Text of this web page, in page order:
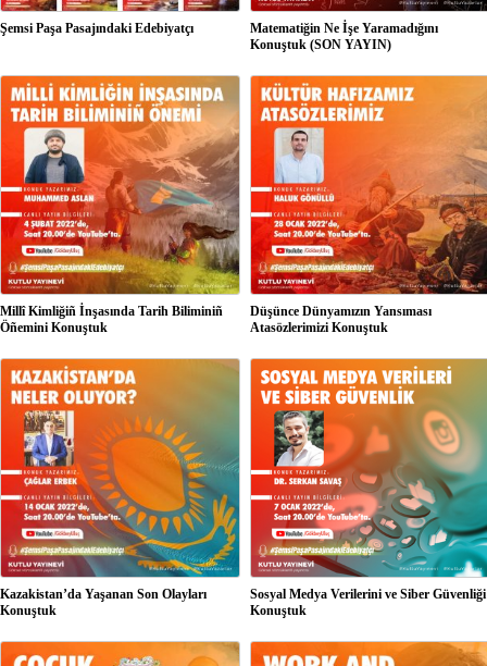
Şemsi Paşa Pasajındaki Edebiyatçı
Matematiğin Ne İşe Yaramadığını
Konuştuk (SON YAYIN)
Millî Kimliğiñ İnşasında Tarih Biliminiñ
Öñemini Konuştuk
Düşünce Dünyamızın Yansıması
Atasözlerimizi Konuştuk
Kazakistan’da Yaşanan Son Olayları
Konuştuk
Sosyal Medya Verilerini ve Siber Güvenliği
Konuştuk